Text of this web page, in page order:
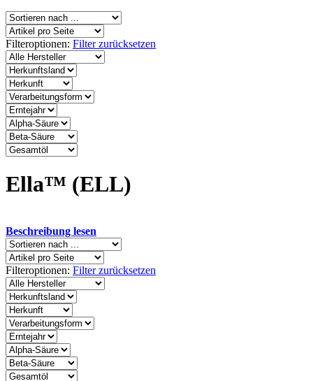
Filteroptionen: Filter zurücksetzen
Ella™ (ELL)
Beschreibung lesen
Filteroptionen: Filter zurücksetzen